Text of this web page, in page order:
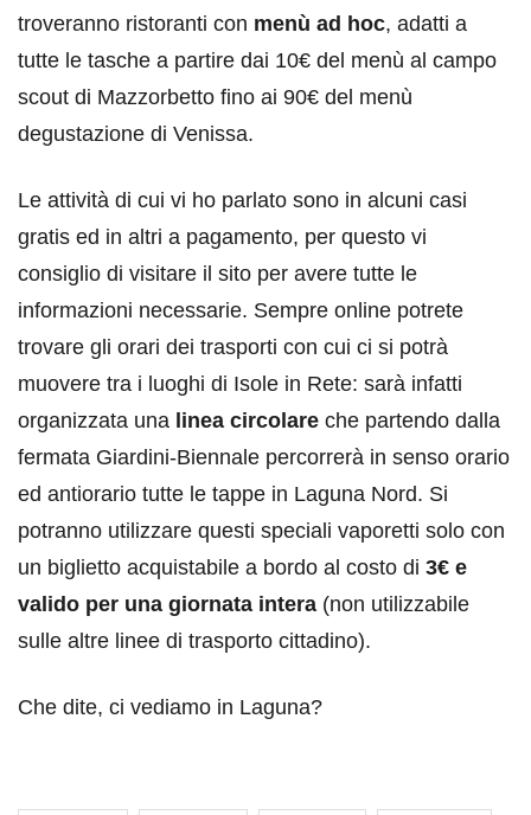
troveranno ristoranti con menù ad hoc, adatti a
tutte le tasche a partire dai 10€ del menù al campo
scout di Mazzorbetto fino ai 90€ del menù
degustazione di Venissa.
Le attività di cui vi ho parlato sono in alcuni casi
gratis ed in altri a pagamento, per questo vi
consiglio di visitare il sito per avere tutte le
informazioni necessarie. Sempre online potrete
trovare gli orari dei trasporti con cui ci si potrà
muovere tra i luoghi di Isole in Rete: sarà infatti
organizzata una linea circolare che partendo dalla
fermata Giardini-Biennale percorrerà in senso orario
ed antiorario tutte le tappe in Laguna Nord. Si
potranno utilizzare questi speciali vaporetti solo con
un biglietto acquistabile a bordo al costo di 3€ e
valido per una giornata intera (non utilizzabile
sulle altre linee di trasporto cittadino).
Che dite, ci vediamo in Laguna?